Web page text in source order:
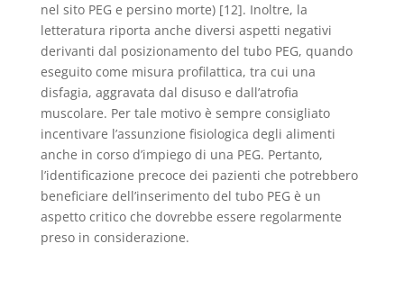
nel sito PEG e persino morte) [12]. Inoltre, la
letteratura riporta anche diversi aspetti negativi
derivanti dal posizionamento del tubo PEG, quando
eseguito come misura profilattica, tra cui una
disfagia, aggravata dal disuso e dall’atrofia
muscolare. Per tale motivo è sempre consigliato
incentivare l’assunzione fisiologica degli alimenti
anche in corso d’impiego di una PEG. Pertanto,
l’identificazione precoce dei pazienti che potrebbero
beneficiare dell’inserimento del tubo PEG è un
aspetto critico che dovrebbe essere regolarmente
preso in considerazione.